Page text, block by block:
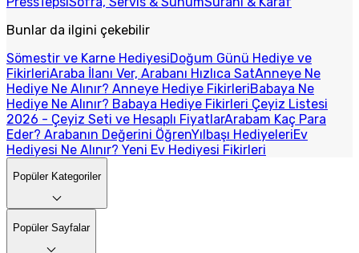
Bunlar da ilgini çekebilir
Sömestir ve Karne HediyesiDoğum Günü Hediye ve
FikirleriAraba İlanı Ver, Arabanı Hızlıca SatAnneye Ne
Hediye Ne Alınır? Anneye Hediye FikirleriBabaya Ne
Hediye Ne Alınır? Babaya Hediye Fikirleri Çeyiz Listesi
2026 - Çeyiz Seti ve Hesaplı FiyatlarArabam Kaç Para
Eder? Arabanın Değerini ÖğrenYılbaşı HediyeleriEv
Hediyesi Ne Alınır? Yeni Ev Hediyesi Fikirleri
Popüler Kategoriler
Popüler Sayfalar